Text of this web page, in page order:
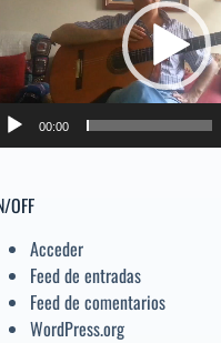
00:00
OFF
Acceder
Feed de entradas
Feed de comentarios
WordPress.org